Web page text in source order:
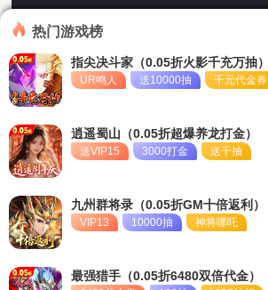
转游活动
冠名活动
单日大额福利
值卡
玉
星
热门游戏榜
指尖决斗家（0.05折火影千充万抽）
UR鸣人 送10000抽 千元代金券
逍遥蜀山（0.05折超爆养龙打金）
送VIP15 3000打金 送千抽
九州群将录（0.05折GM十倍返利）
VIP13 10000抽 神将哪吒
最强猎手（0.05折6480双倍代金）